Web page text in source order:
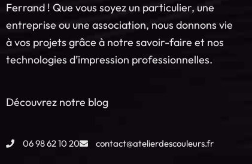
Ferrand ! Que vous soyez un particulier, une
entreprise ou une association, nous donnons vie
à vos projets grâce à notre savoir-faire et nos
technologies d’impression professionnelles.
Découvrez notre blog
06 98 62 10 20 contact@atelierdescouleurs.fr